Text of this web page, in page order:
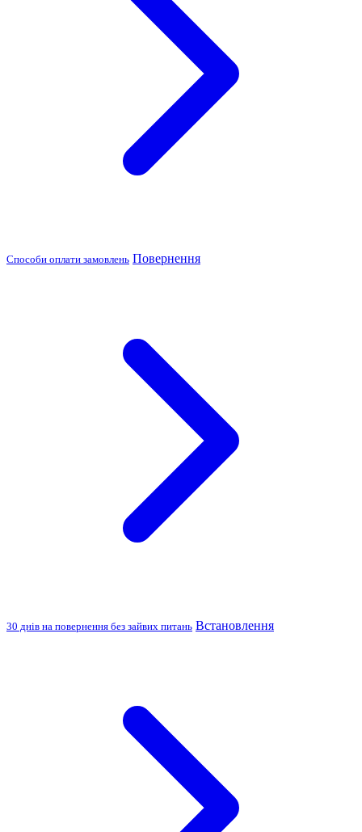
Способи оплати замовлень Повернення
30 днів на повернення без зайвих питань Встановлення